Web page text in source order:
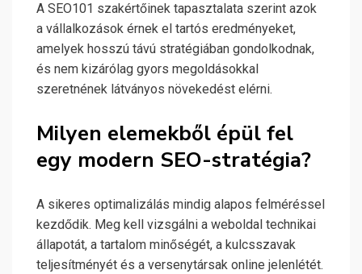
A SEO101 szakértőinek tapasztalata szerint azok
a vállalkozások érnek el tartós eredményeket,
amelyek hosszú távú stratégiában gondolkodnak,
és nem kizárólag gyors megoldásokkal
szeretnének látványos növekedést elérni.
Milyen elemekből épül fel
egy modern SEO-stratégia?
A sikeres optimalizálás mindig alapos felméréssel
kezdődik. Meg kell vizsgálni a weboldal technikai
állapotát, a tartalom minőségét, a kulcsszavak
teljesítményét és a versenytársak online jelenlétét.